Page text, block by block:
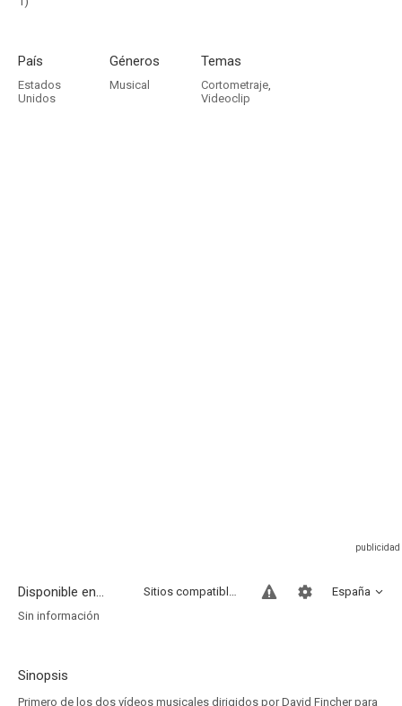
País
Estados
Unidos
Géneros
Musical
Temas
Cortometraje,
Videoclip
Disponible en... España
Sitios compatibles
Sin información
Sinopsis
Primero de los dos vídeos musicales dirigidos por David Fincher para